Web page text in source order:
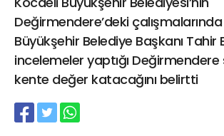
Değirmendere’deki
Büyükşehir Belediye Başkanı Tahir
incelemeler yaptığı Değirmendere
kente değer katacağını belirtti
21 Gölcük